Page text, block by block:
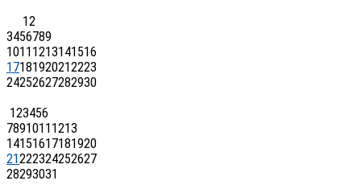
12
3456789
1011 1213141516
17181920212223
24252627282930
123456
7891011 1213
14151617181920
21222324252627
28293031